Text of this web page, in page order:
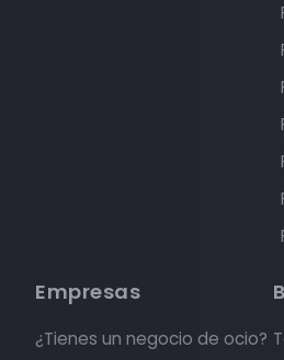
Empresas
¿Tienes un negocio de ocio?